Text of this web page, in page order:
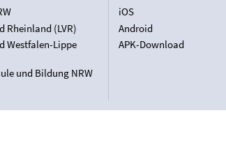
Rheinland (LVR)
Westfalen-Lippe
und Bildung NRW
iOS
Android
APK-Download